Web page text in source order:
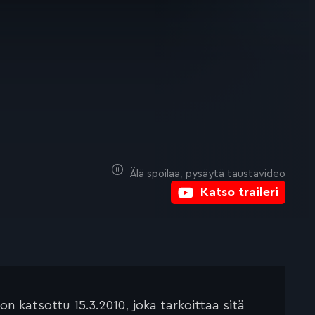
Katso traileri
Älä spoilaa, pysäytä taustavideo
katsottu 15.3.2010, joka tarkoittaa sitä